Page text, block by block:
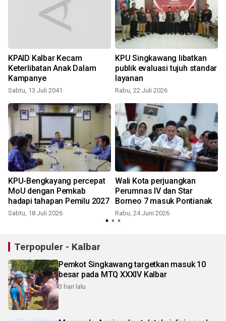
KPAID Kalbar Kecam
Keterlibatan Anak Dalam
Kampanye
Sabtu, 13 Juli 2041
KPU Singkawang libatkan
publik evaluasi tujuh standar
layanan
Rabu, 22 Juli 2026
KPU-Bengkayang percepat
MoU dengan Pemkab
hadapi tahapan Pemilu 2027
Sabtu, 18 Juli 2026
Wali Kota perjuangkan
Perumnas IV dan Star
Borneo 7 masuk Pontianak
Rabu, 24 Juni 2026
Terpopuler - Kalbar
Pemkot Singkawang targetkan masuk 10
besar pada MTQ XXXIV Kalbar
3 hari lalu